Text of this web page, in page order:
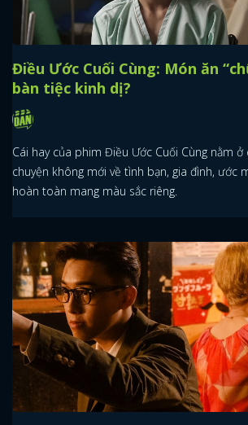
Điều Ước Cuối Cùng: Món ăn
bàn tiệc kinh dị?
Cái hay của phim Điều Ước Cuối Cùng nằm
chuyện không mới về tình bạn, gia đình, ước
hoàn toàn mang màu sắc riêng.